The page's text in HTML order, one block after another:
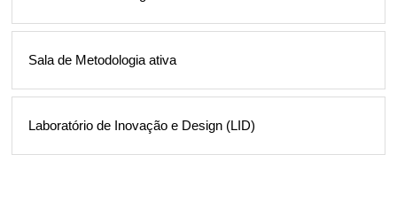
Sala de Metodologia ativa
Laboratório de Inovação e Design (LID)